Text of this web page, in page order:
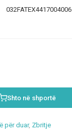
032FATEX4417004006
Shto në shportë
për duar, Zbritje